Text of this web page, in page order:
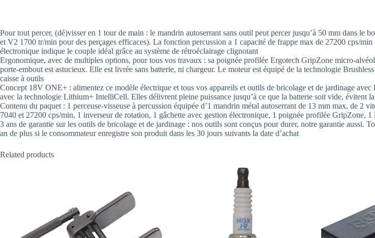
Pour tout percer, (dé)visser en 1 tour de main : le mandrin autoserrant sans outil peut percer jusqu’à 50 mm dans
et V2 1700 tr/min pour des perçages efficaces). La fonction percussion a 1 capacité de frappe max de 27200 cps/
électronique indique le couple idéal grâce au système de rétroéclairage clignotant
Ergonomique, avec de multiples options, pour tous vos travaux : sa poignée profilée Ergotech GripZone micro-
porte-embout est astucieux. Elle est livrée sans batterie, ni chargeur. Le moteur est équipé de la technologie
caisse à outils
Concept 18V ONE+ : alimentez ce modèle électrique et tous vos appareils et outils de bricolage et de jardinage
avec la technologie Lithium+ IntelliCell. Elles délivrent pleine puissance jusqu’à ce que la batterie soit vide, évitent
Contenu du paquet : 1 perceuse-visseuse à percussion équipée d’1 mandrin métal autoserrant de 13 mm max, de 2
7040 et 27200 cps/min, 1 inverseur de rotation, 1 gâchette avec gestion électronique, 1 poignée profilée GripZone,
3 ans de garantie sur les outils de bricolage et de jardinage : nos outils sont conçus pour durer, notre garantie aussi.
an de plus si le consommateur enregistre son produit dans les 30 jours suivants la date d’achat
Related products